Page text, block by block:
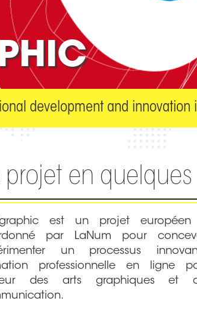
development and innovation
projet en
est un projet européen
par LaNum pour
un processus
professionnelle en ligne
des arts graphiques et